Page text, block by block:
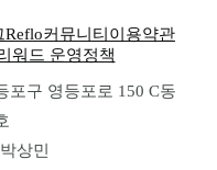
Reflo커뮤니티 이용약관
워드 운영정책
포구 영등포로 150 C동
상민